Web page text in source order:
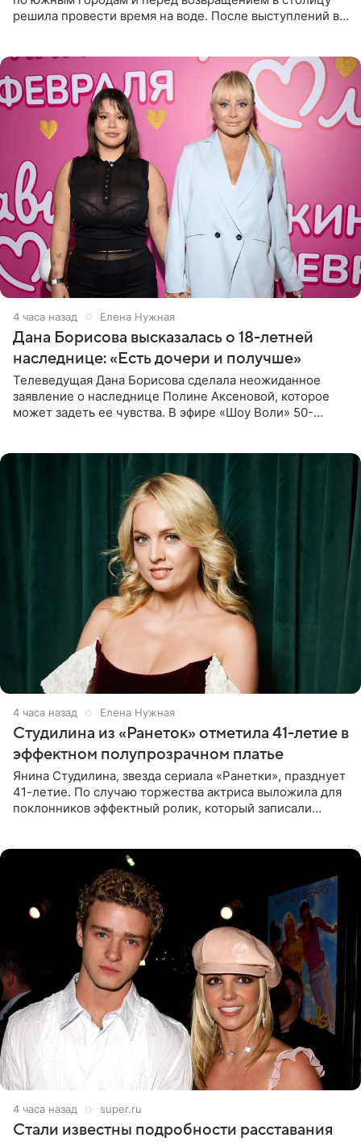
решила провести время на воде. После выступлений в
4 часа назад Елена Нужная
Дана Борисова высказалась о 18-летней
наследнице: «Есть дочери и получше»
Телеведущая Дана Борисова сделала неожиданное
заявление о наследнице Полине Аксеновой, которое
может задеть ее чувства. В эфире «Шоу Воли» 50-
4 часа назад Елена Нужная
Студилина из «Ранеток» отметила 41-летие в
эффектном полупрозрачном платье
Янина Студилина, звезда сериала «Ранетки», празднует
41-летие. По случаю торжества актриса выложила для
поклонников эффектный ролик, который записали
4 часа назад super.ru
Стали известны подробности расставания